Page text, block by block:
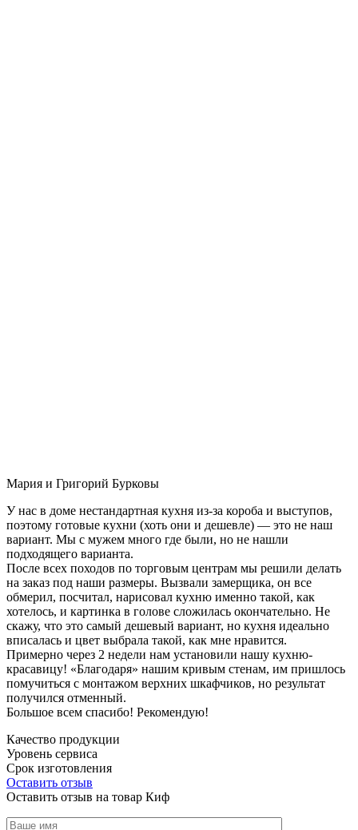
Мария и Григорий Бурковы
У нас в доме нестандартная кухня из-за короба и выступов,
поэтому готовые кухни (хоть они и дешевле) — это не наш
вариант. Мы с мужем много где были, но не нашли
подходящего варианта.
После всех походов по торговым центрам мы решили делать
на заказ под наши размеры. Вызвали замерщика, он все
обмерил, посчитал, нарисовал кухню именно такой, как
хотелось, и картинка в голове сложилась окончательно. Не
скажу, что это самый дешевый вариант, но кухня идеально
вписалась и цвет выбрала такой, как мне нравится.
Примерно через 2 недели нам установили нашу кухню-
красавицу! «Благодаря» нашим кривым стенам, им пришлось
помучиться с монтажом верхних шкафчиков, но результат
получился отменный.
Большое всем спасибо! Рекомендую!
Качество продукции
Уровень сервиса
Срок изготовления
Оставить отзыв
Оставить отзыв на товар Киф